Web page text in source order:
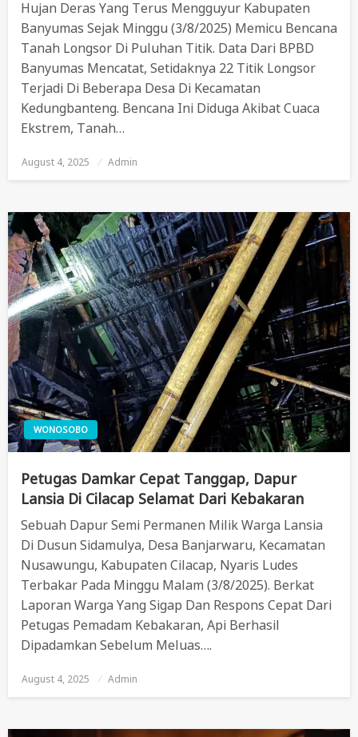
Hujan Deras Yang Terus Mengguyur Kabupaten
Banyumas Sejak Minggu (3/8/2025) Memicu Bencana
Tanah Longsor Di Puluhan Titik. Data Dari BPBD
Banyumas Mencatat, Setidaknya 22 Titik Longsor
Terjadi Di Beberapa Desa Di Kecamatan
Kedungbanteng. Bencana Ini Diduga Akibat Cuaca
Ekstrem, Tanah…
Posted
On
August 4, 2025 Admin
WONOSOBO
Petugas Damkar Cepat Tanggap, Dapur
Lansia Di Cilacap Selamat Dari Kebakaran
Sebuah Dapur Semi Permanen Milik Warga Lansia
Di Dusun Sidamulya, Desa Banjarwaru, Kecamatan
Nusawungu, Kabupaten Cilacap, Nyaris Ludes
Terbakar Pada Minggu Malam (3/8/2025). Berkat
Laporan Warga Yang Sigap Dan Respons Cepat Dari
Petugas Pemadam Kebakaran, Api Berhasil
Dipadamkan Sebelum Meluas….
Posted
On
August 4, 2025 Admin